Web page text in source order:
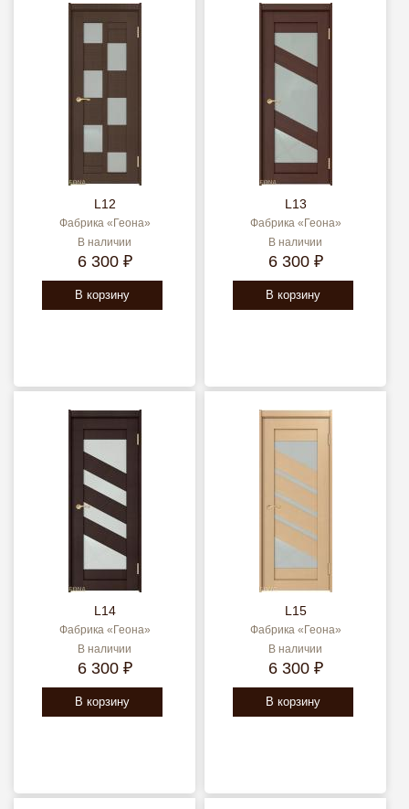
L12
Фабрика «Геона»
В наличии
6 300 ₽
В корзину
L13
Фабрика «Геона»
В наличии
6 300 ₽
В корзину
L14
Фабрика «Геона»
В наличии
6 300 ₽
В корзину
L15
Фабрика «Геона»
В наличии
6 300 ₽
В корзину